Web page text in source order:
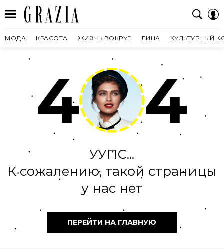
МОДА КРАСОТА ЖИЗНЬ ВОКРУГ ЛИЦА КУЛЬТУРНЫЙ
4 4
УУПС...
К сожалению, такой страницы
у нас нет
ПЕРЕЙТИ НА ГЛАВНУЮ